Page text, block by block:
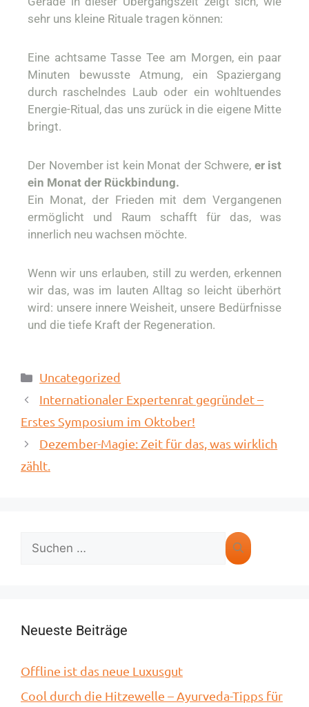
sehr uns kleine Rituale tragen können:
Eine achtsame Tasse Tee am Morgen, ein paar
Minuten bewusste Atmung, ein Spaziergang
durch raschelndes Laub oder ein wohltuendes
Energie-Ritual, das uns zurück in die eigene Mitte
bringt.
Der November ist kein Monat der Schwere, er ist
ein Monat der Rückbindung.
Ein Monat, der Frieden mit dem Vergangenen
ermöglicht und Raum schafft für das, was
innerlich neu wachsen möchte.
Wenn wir uns erlauben, still zu werden, erkennen
wir das, was im lauten Alltag so leicht überhört
wird: unsere innere Weisheit, unsere Bedürfnisse
und die tiefe Kraft der Regeneration.
Uncategorized
Internationaler Expertenrat gegründet –
Erstes Symposium im Oktober!
Dezember-Magie: Zeit für das, was wirklich
zählt.
Neueste Beiträge
Offline ist das neue Luxusgut
Cool durch die Hitzewelle – Ayurveda-Tipps für